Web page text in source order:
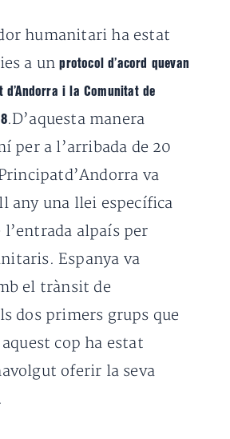
humanitari ha estat
a unprotocol d’acord quevan
i la Comunitat de
.D’aquesta manera
per a l’arribada de 20
va
any una llei específica
alpaís per
Espanya va
el trànsit de
dos primers grups que
cop ha estat
oferir la seva